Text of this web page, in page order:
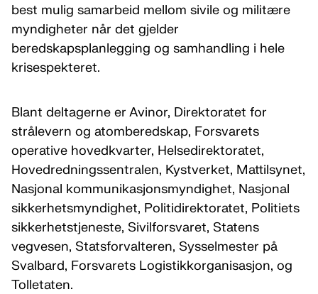
best mulig samarbeid mellom sivile og militære
myndigheter når det gjelder
beredskapsplanlegging og samhandling i hele
krisespekteret.
Blant deltagerne er Avinor, Direktoratet for
strålevern og atomberedskap, Forsvarets
operative hovedkvarter, Helsedirektoratet,
Hovedredningssentralen, Kystverket, Mattilsynet,
Nasjonal kommunikasjonsmyndighet, Nasjonal
sikkerhetsmyndighet, Politidirektoratet, Politiets
sikkerhetstjeneste, Sivilforsvaret, Statens
vegvesen, Statsforvalteren, Sysselmester på
Svalbard, Forsvarets Logistikkorganisasjon, og
Tolletaten.